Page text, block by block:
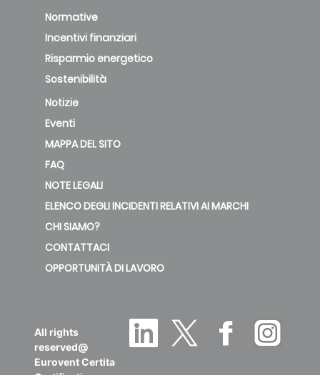
Premax
Normative
Incentivi finanziari
Risparmio energetico
Sostenibilità
Notizie
Eventi
MAPPA DEL SITO
FAQ
NOTE LEGALI
ELENCO DEGLI INCIDENTI RELATIVI AI MARCHI
CHI SIAMO?
CONTATTACI
OPPORTUNITÀ DI LAVORO
All rights
reserved@
Eurovent Certita